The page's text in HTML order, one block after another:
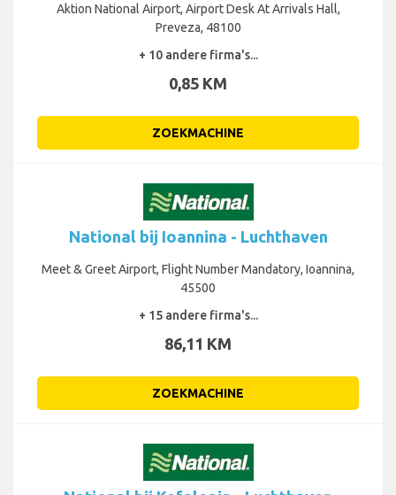
Aktion National Airport, Airport Desk At Arrivals Hall,
Preveza, 48100
+ 10 andere firma's...
0,85 KM
ZOEKMACHINE
National bij Ioannina - Luchthaven
Meet & Greet Airport, Flight Number Mandatory, Ioannina,
45500
+ 15 andere firma's...
86,11 KM
ZOEKMACHINE